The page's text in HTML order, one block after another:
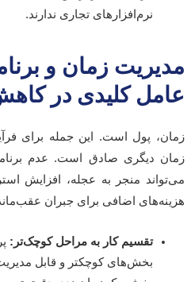
نرم‌افزارهای تجاری ندارند.
زمان و
کلیدی در کاهش
پول است. این جمله برای فرآیند
دیگری صادق است. عدم
منجر به عجله، افزایش
اضافی برای جبران عقب‌ماندگی
تقسیم کار به مراحل کوچک‌تر:پروژه
بخش‌های کوچکتر و قابل مدیریت